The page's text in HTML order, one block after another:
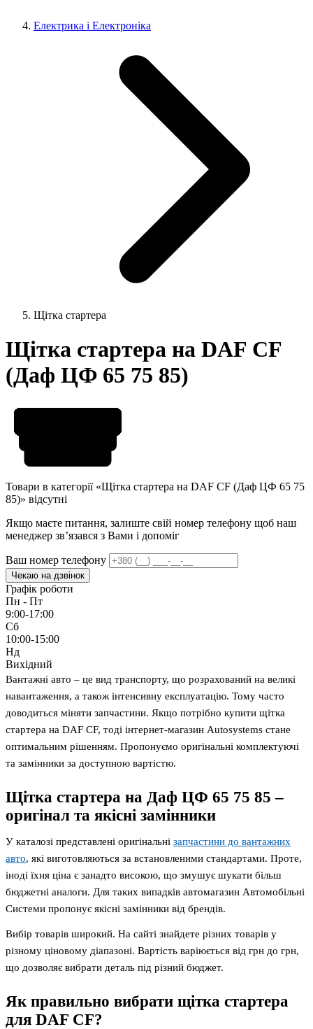
Електрика і Електроніка
Щітка стартера
Щітка стартера на DAF CF
(Даф ЦФ 65 75 85)
Товари в категорії «Щітка стартера на DAF CF (Даф ЦФ 65 75
85)» відсутні
Якщо маєте питання, залиште свій номер телефону щоб наш
менеджер звʼязався з Вами і допоміг
Ваш номер телефону
Чекаю на дзвінок
Графік роботи
Пн - Пт
9:00-17:00
Сб
10:00-15:00
Нд
Вихідний
Вантажні авто – це вид транспорту, що розрахований на великі
навантаження, а також інтенсивну експлуатацію. Тому часто
доводиться міняти запчастини. Якщо потрібно купити щітка
стартера на DAF CF, тоді інтернет-магазин Autosystems стане
оптимальним рішенням. Пропонуємо оригінальні комплектуючі
та замінники за доступною вартістю.
Щітка стартера на Даф ЦФ 65 75 85 –
оригінал та якісні замінники
У каталозі представлені оригінальні запчастини до вантажних
авто, які виготовляються за встановленими стандартами. Проте,
іноді їхня ціна є занадто високою, що змушує шукати більш
бюджетні аналоги. Для таких випадків автомагазин Автомобільні
Системи пропонує якісні замінники від брендів.
Вибір товарів широкий. На сайті знайдете різних товарів у
різному ціновому діапазоні. Вартість варіюється від грн до грн,
що дозволяє вибрати деталь під різний бюджет.
Як правильно вибрати щітка стартера
для DAF CF?